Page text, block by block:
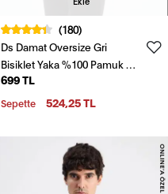
(180)
Ds Damat Oversize Gri
Bisiklet Yaka %100 Pamuk T-
Shirt
699 TL
Sepette 524,25 TL